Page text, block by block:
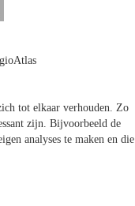
tot elkaar verhouden. Zo
zijn. Bijvoorbeeld de
analyses te maken en die